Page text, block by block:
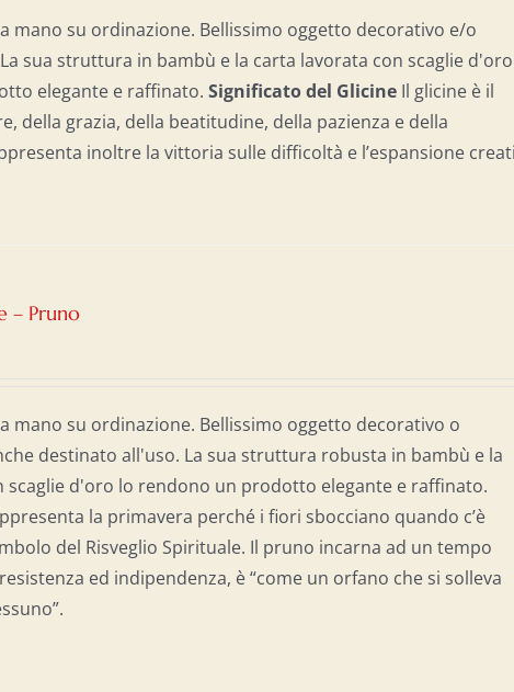
mano su ordinazione. Bellissimo oggetto decorativo e/o
sua struttura in bambù e la carta lavorata con scaglie
elegante e raffinato.Significato del Glicine Il glicine è il
della grazia, della beatitudine, della pazienza e della
inoltre la vittoria sulle difficoltà e l’espansione
– Pruno
mano su ordinazione. Bellissimo oggetto decorativo o
destinato all'uso. La sua struttura robusta in bambù e la
scaglie d'oro lo rendono un prodotto elegante e raffinato.
la primavera perché i fiori sbocciano quando c’è
del Risveglio Spirituale. Il pruno incarna ad un tempo
ed indipendenza, è “come un orfano che si solleva